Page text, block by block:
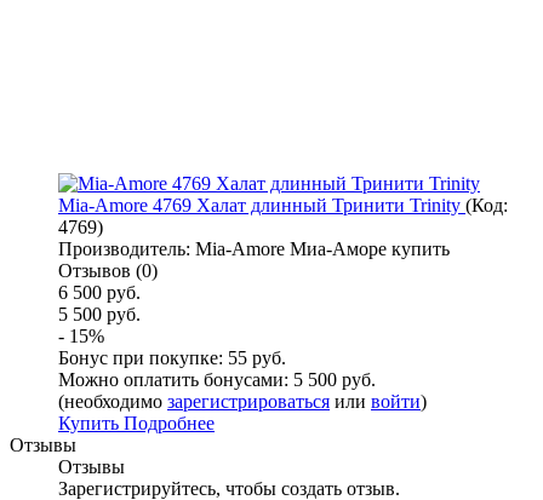
Mia-Amore 4769 Халат длинный Тринити Trinity (Код:
4769)
Производитель: Mia-Amore Миа-Аморе купить
Отзывов (0)
6 500 руб.
5 500 руб.
- 15%
Бонус при покупке: 55 руб.
Можно оплатить бонусами: 5 500 руб.
(необходимо зарегистрироваться или войти)
Купить Подробнее
Отзывы
Отзывы
Зарегистрируйтесь, чтобы создать отзыв.